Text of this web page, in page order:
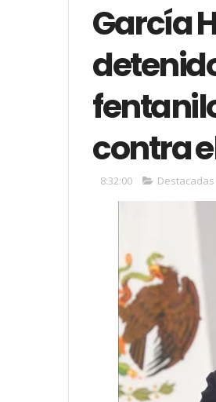
García
contra
8:32:00 Destacadas